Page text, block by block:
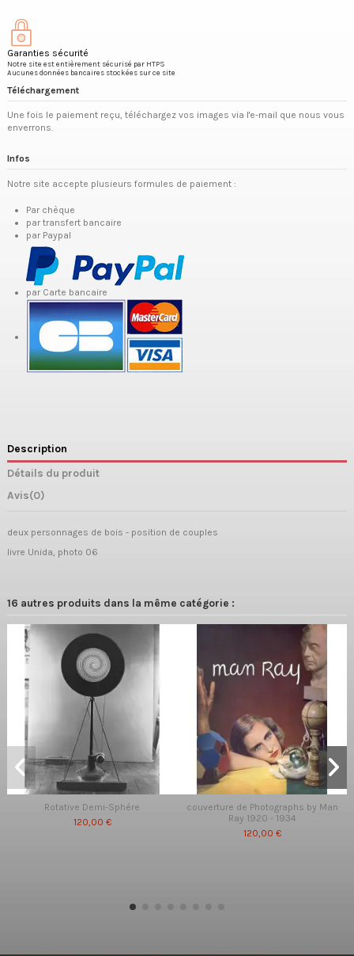
Garanties sécurité
Notre site est entièrement sécurisé par HTPS
Aucunes données bancaires stockées sur ce site
Téléchargement
Une fois le paiement reçu, téléchargez vos images via l'e-mail que nous vous
enverrons.
Infos
Notre site accepte plusieurs formules de paiement :
Par chèque
par transfert bancaire
par Paypal
par Carte bancaire
Description
Détails du produit
Avis(0)
deux personnages de bois - position de couples
livre Unida, photo 06
16 autres produits dans la même catégorie :
Rotative Demi-Sphére
120,00 €
couverture de Photographs by Man
Ray 1920 - 1934
120,00 €